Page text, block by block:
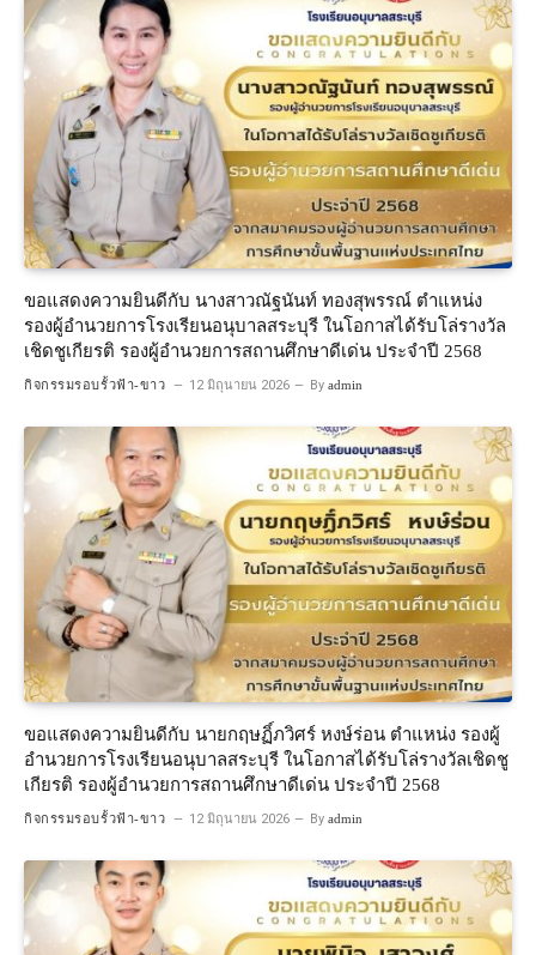
ขอแสดงความยินดีกับ นางสาวณัฐนันท์ ทองสุพรรณ์ ตำแหน่ง
รองผู้อำนวยการโรงเรียนอนุบาลสระบุรี ในโอกาสได้รับโล่รางวัล
เชิดชูเกียรติ รองผู้อำนวยการสถานศึกษาดีเด่น ประจำปี 2568
กิจกรรมรอบรั้วฟ้า-ขาว 12 มิถุนายน 2026 By admin
ขอแสดงความยินดีกับ นายกฤษฏิ์ภวิศร์ หงษ์ร่อน ตำแหน่ง รองผู้
อำนวยการโรงเรียนอนุบาลสระบุรี ในโอกาสได้รับโล่รางวัลเชิดชู
เกียรติ รองผู้อำนวยการสถานศึกษาดีเด่น ประจำปี 2568
กิจกรรมรอบรั้วฟ้า-ขาว 12 มิถุนายน 2026 By admin